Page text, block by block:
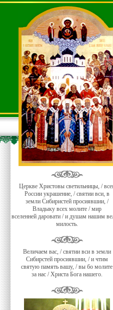
Церкве Христовы светильницы, /
России украшение, / святии вси, в
земли Сибиристей просиявшии, /
Владыку всех молите / мир
вселенней даровати / и душам нашим
милость.
Величаем вас, / святии вси в земли
Сибирстей просиявшии, / и чтим
святую память вашу, / вы бо молите
за нас / Христа Бога нашего.